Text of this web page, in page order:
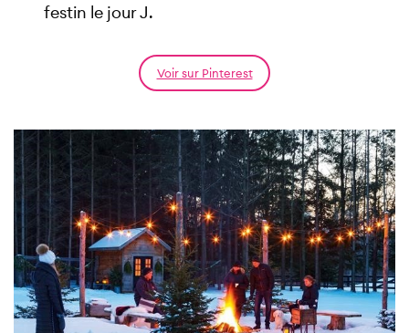
festin le jour J.
Voir sur Pinterest